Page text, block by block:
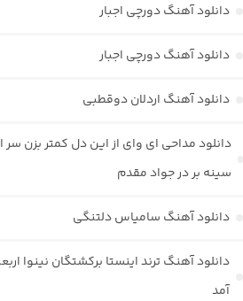
دانلود آهنگ دورچی اجبار
دانلود آهنگ دورچی اجبار
دانلود آهنگ اردلان دوقطبی
دانلود مداحی ای وای از این دل کمتر بزن سر
سینه بر در جواد مقدم
دانلود آهنگ سامیاس دلتنگی
دانلود آهنگ ترند اینستا برکشتگان نینوا
آمد